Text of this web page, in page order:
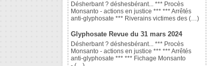
Désherbant ? déshesbérant... *** Procès
Monsanto - actions en justice *** *** Arrêtés
anti-glyphosate *** Riverains victimes des (…)
Glyphosate Revue du 31 mars 2024
Désherbant ? déshesbérant... *** Procès
Monsanto - actions en justice *** *** Arrêtés
anti-glyphosate *** *** Fichage Monsanto